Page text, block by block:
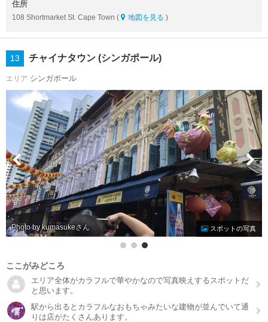
住所
108 Shortmarket St. Cape Town ( 地図を見る )
13 チャイナタウン (シンガポール)
エリア シンガポール
Photo by kumasuke スポットの写真
ここがみどころ
エリア全体がカラフルで華やかなので写真映えするスポットだ
と思います。
駅から出るとカラフルなおもちゃみたいな建物が並んでいて通
りは店がたくさんあります。